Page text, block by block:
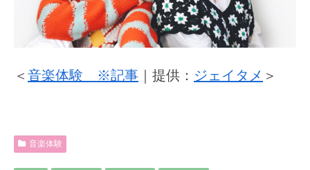
＜ 音楽体験 ※記事 ｜提供： ジェイタメ ＞
音楽体験